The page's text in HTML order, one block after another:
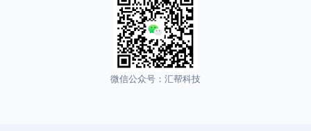
微信公众号：汇帮科技